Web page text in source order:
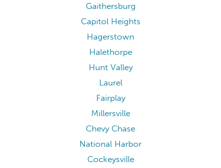
Gaithersburg
Capitol Heights
Hagerstown
Halethorpe
Hunt Valley
Laurel
Fairplay
Millersville
Chevy Chase
National Harbor
Cockeysville